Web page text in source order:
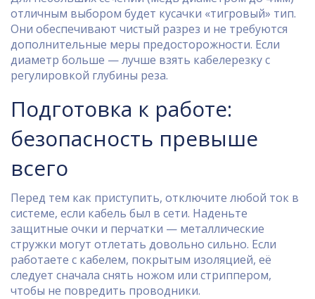
отличным выбором будет кусачки «тигровый» тип.
Они обеспечивают чистый разрез и не требуются
дополнительные меры предосторожности. Если
диаметр больше — лучше взять кабелерезку с
регулировкой глубины реза.
Подготовка к работе:
безопасность превыше
всего
Перед тем как приступить, отключите любой ток в
системе, если кабель был в сети. Наденьте
защитные очки и перчатки — металлические
стружки могут отлетать довольно сильно. Если
работаете с кабелем, покрытым изоляцией, её
следует сначала снять ножом или стриппером,
чтобы не повредить проводники.